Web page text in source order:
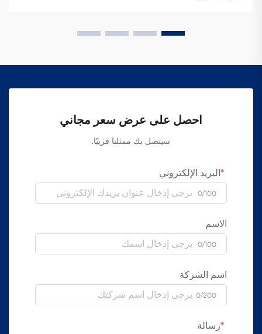
احصل على عرض سعر مجاني
سيتصل بك ممثلنا قريبًا.
البريد الإلكتروني
0/100
الاسم
0/100
اسم الشركة
0/200
رسالة